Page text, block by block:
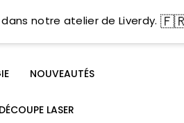
notre atelier de Liverdy.
NOUVEAUTÉS
LASER